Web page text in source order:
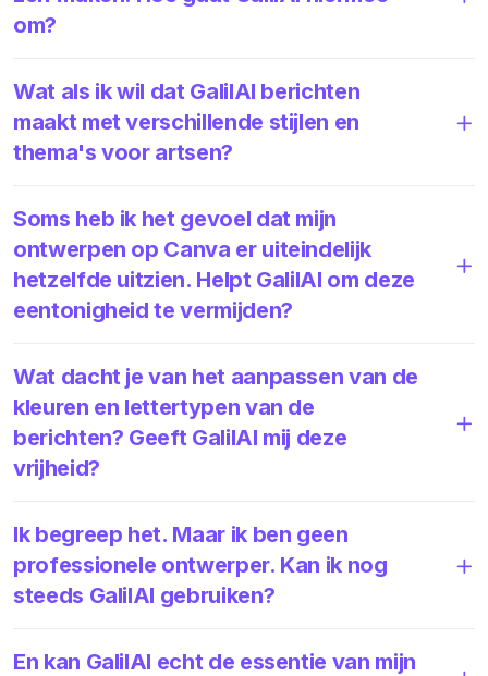
om?
Wat als ik wil dat GalilAI berichten
maakt met verschillende stijlen en
thema's voor artsen?
Soms heb ik het gevoel dat mijn
ontwerpen op Canva er uiteindelijk
hetzelfde uitzien. Helpt GalilAI om deze
eentonigheid te vermijden?
Wat dacht je van het aanpassen van de
kleuren en lettertypen van de
berichten? Geeft GalilAI mij deze
vrijheid?
Ik begreep het. Maar ik ben geen
professionele ontwerper. Kan ik nog
steeds GalilAI gebruiken?
En kan GalilAI echt de essentie van mijn